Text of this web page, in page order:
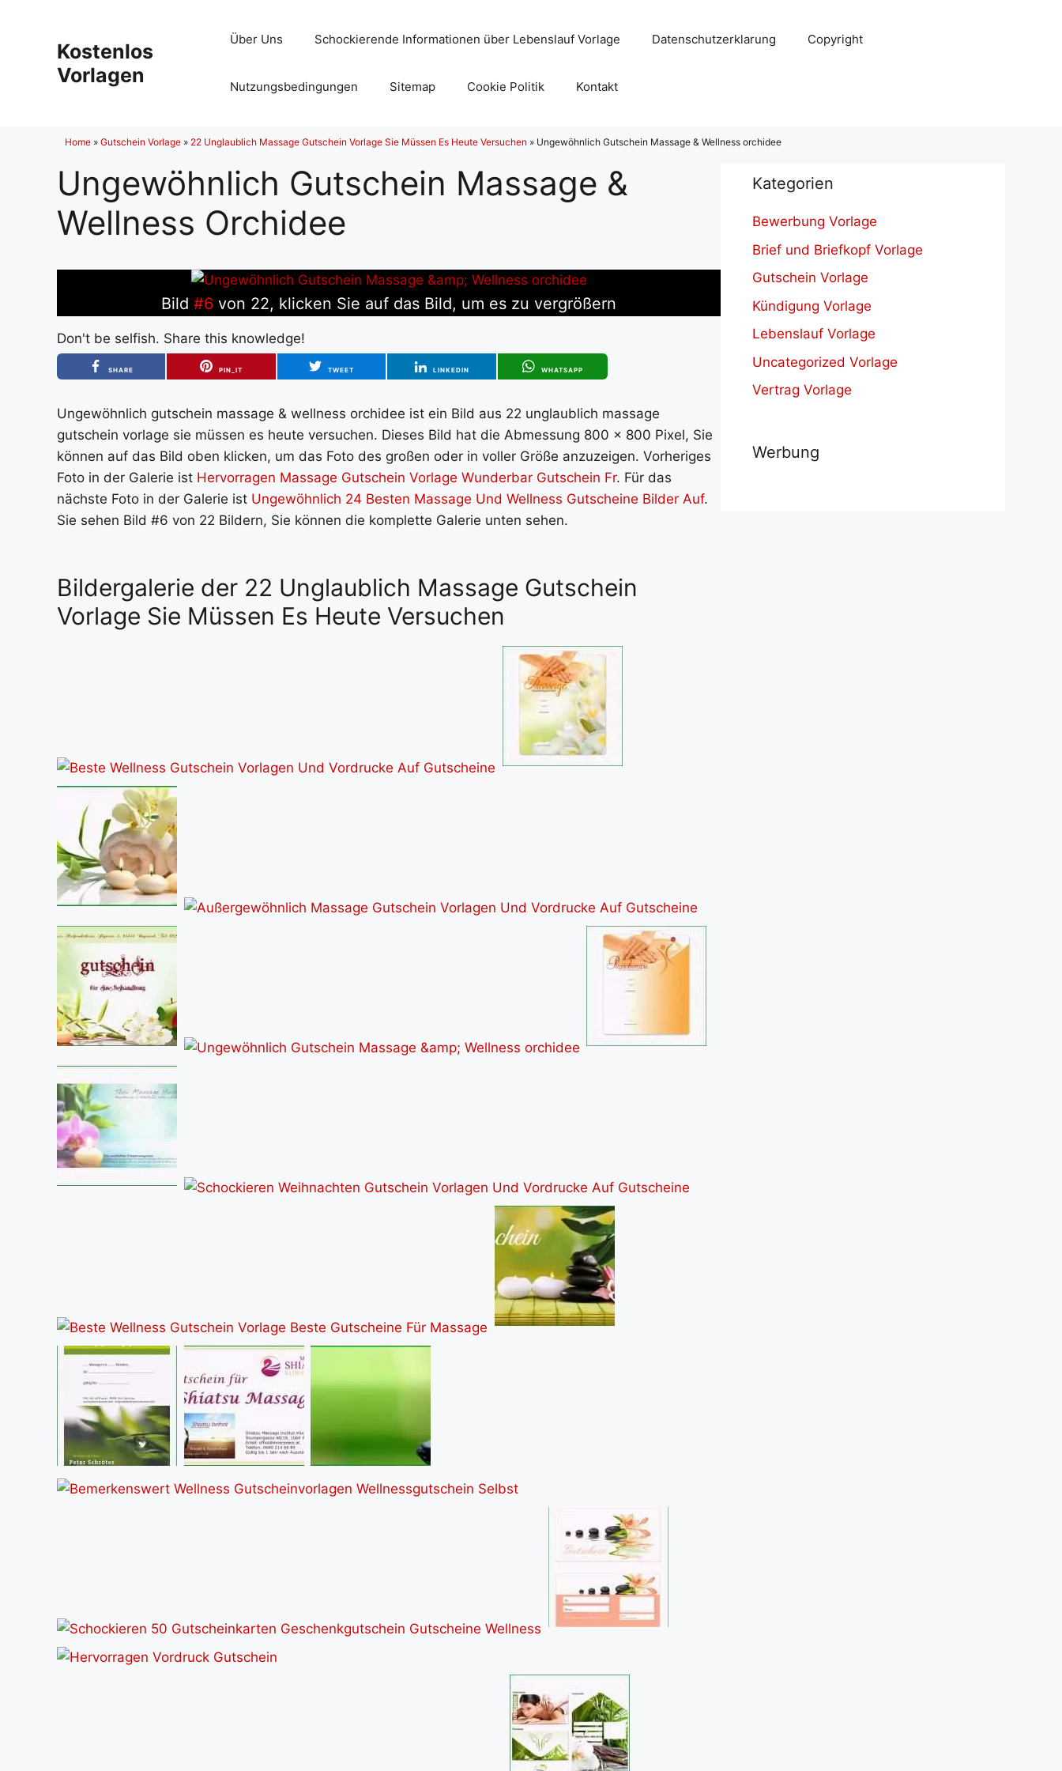
Kostenlos
Vorlagen
Über Uns Schockierende Informationen über Lebenslauf Vorlage Datenschutzerklarung Copyright
Nutzungsbedingungen Sitemap Cookie Politik Kontakt
Home » Gutschein Vorlage » 22 Unglaublich Massage Gutschein Vorlage Sie Müssen Es Heute Versuchen » Ungewöhnlich Gutschein Massage & Wellness orchidee
Ungewöhnlich Gutschein Massage &
Wellness Orchidee
Bild #6 von 22, klicken Sie auf das Bild, um es zu vergrößern
Don't be selfish. Share this knowledge!
SHARE PIN_IT TWEET LINKEDIN WHATSAPP
Ungewöhnlich gutschein massage & wellness orchidee ist ein Bild aus 22 unglaublich massage
gutschein vorlage sie müssen es heute versuchen. Dieses Bild hat die Abmessung 800 x 800 Pixel, Sie
können auf das Bild oben klicken, um das Foto des großen oder in voller Größe anzuzeigen. Vorheriges
Foto in der Galerie ist Hervorragen Massage Gutschein Vorlage Wunderbar Gutschein Fr. Für das
nächste Foto in der Galerie ist Ungewöhnlich 24 Besten Massage Und Wellness Gutscheine Bilder Auf.
Sie sehen Bild #6 von 22 Bildern, Sie können die komplette Galerie unten sehen.
Bildergalerie der 22 Unglaublich Massage Gutschein
Vorlage Sie Müssen Es Heute Versuchen
Kategorien
Bewerbung Vorlage
Brief und Briefkopf Vorlage
Gutschein Vorlage
Kündigung Vorlage
Lebenslauf Vorlage
Uncategorized Vorlage
Vertrag Vorlage
Werbung